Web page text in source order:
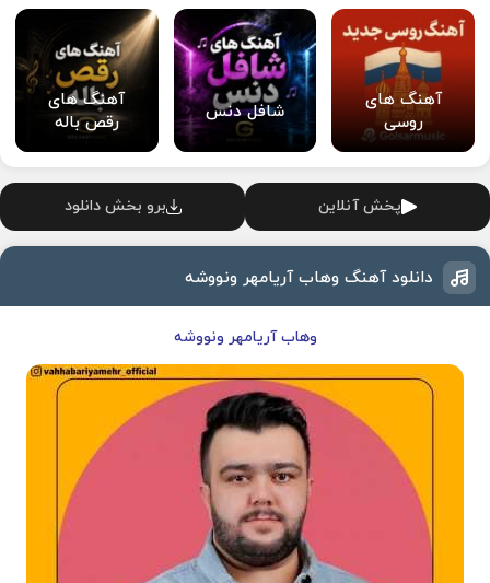
آهنگ های
روسی
شافل دنس
آهنگ های
رقص باله
پخش آنلاین برو بخش دانلود
دانلود آهنگ وهاب آریامهر ونووشه
وهاب آریامهر ونووشه